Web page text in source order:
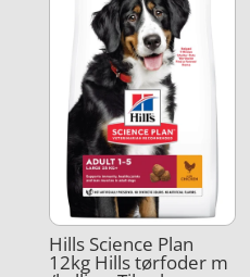
Hills Science Plan
12kg Hills tørfoder m